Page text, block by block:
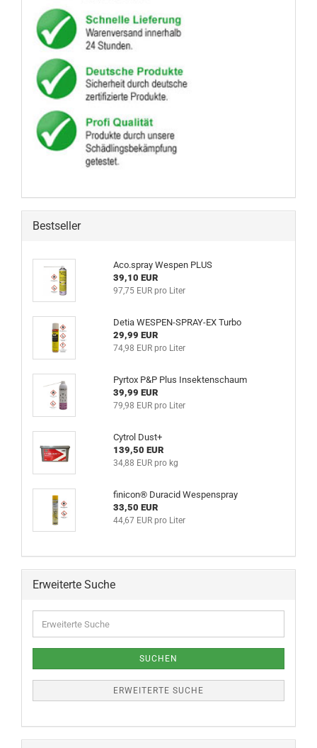
Bestseller
Aco.spray Wespen PLUS
39,10 EUR
97,75 EUR pro Liter
Detia WESPEN-SPRAY-EX Turbo
29,99 EUR
74,98 EUR pro Liter
Pyrtox P&P Plus Insektenschaum
39,99 EUR
79,98 EUR pro Liter
Cytrol Dust+
139,50 EUR
34,88 EUR pro kg
finicon® Duracid Wespenspray
33,50 EUR
44,67 EUR pro Liter
Erweiterte Suche
SUCHEN
ERWEITERTE SUCHE